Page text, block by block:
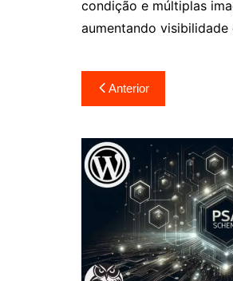
condição e múltiplas
aumentando visibilidade
Navegação
de
Post
Anterior